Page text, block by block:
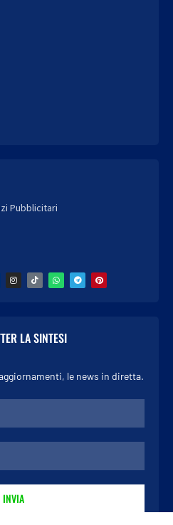
Pubblicitari
LA SINTESI
le news in diretta.